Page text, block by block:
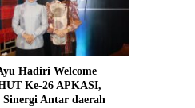
Hadiri Welcome
Ke-26 APKASI,
Antar daerah